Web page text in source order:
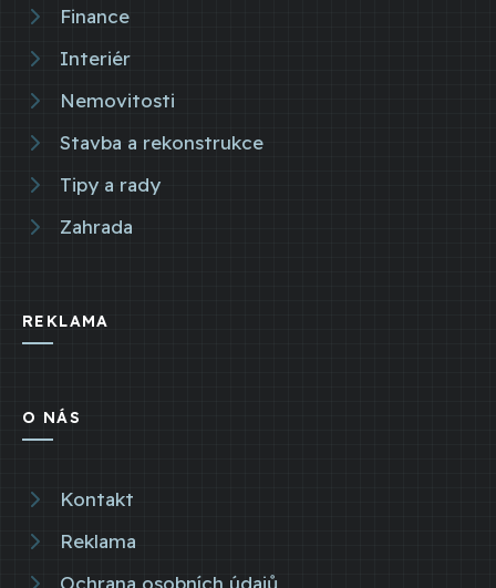
Finance
Interiér
Nemovitosti
Stavba a rekonstrukce
Tipy a rady
Zahrada
REKLAMA
O NÁS
Kontakt
Reklama